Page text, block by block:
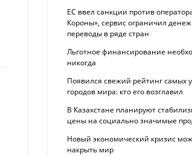
ЕС ввел санкции против
Короны», сервис ограничил
переводы в ряде стран
Льготное финансирование
никогда
Появился свежий рейтинг самых
городов мира: кто его возглавил
В Казахстане планируют
цены на социально значимые
Новый экономический кризис
накрыть мир